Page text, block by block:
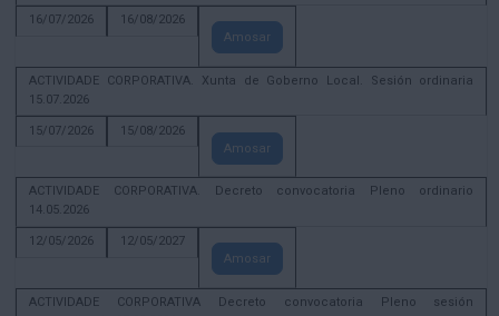
16/07/2026
16/08/2026
Amosar
ACTIVIDADE CORPORATIVA. Xunta de Goberno Local. Sesión ordinaria
15.07.2026
15/07/2026
15/08/2026
Amosar
ACTIVIDADE CORPORATIVA. Decreto convocatoria Pleno ordinario
14.05.2026
12/05/2026
12/05/2027
Amosar
ACTIVIDADE CORPORATIVA Decreto convocatoria Pleno sesión